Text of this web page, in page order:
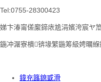
Tel:0755-28300423
娣卞湷甯傞緳鍗庡尯涓嬪洿宸ヤ
鍦冲潳寮樻锛堟繁鍦筹級娉曞
鍏充簬鎴戜滑